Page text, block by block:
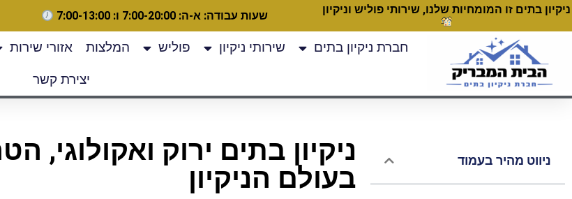
ניקיון בתים זו המומחיות שלנו, שירותי פוליש וניקיון שעות עבודה: א-ה: 7:00-20:00 ו: 7:00-13:00
חברת ניקיון בתים שירותי ניקיון פוליש המלצות אזורי שירות
יצירת קשר
ניווט מהיר בעמוד
ניקיון בתים ירוק ואקולוגי,
בעולם הניקיון